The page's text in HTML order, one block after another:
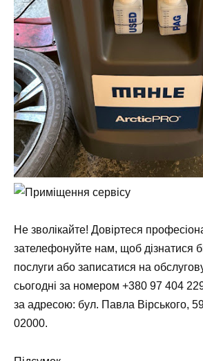
Не зволікайте! Довіртеся
зателефонуйте нам, щоб дізнатися
послуги або записатися на
сьогодні за номером +380 97 404
за адресою: бул. Павла Вірського,
02000.